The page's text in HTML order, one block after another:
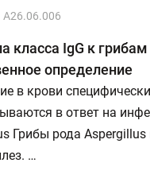
A26.06.006
класса IgG к
определение
в крови
в ответ на
Грибы рода
…